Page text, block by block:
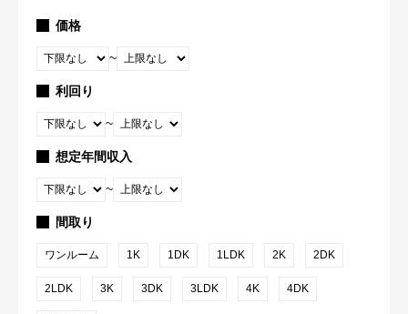
価格
~
利回り
~
想定年間収入
~
間取り
ワンルーム 1K 1DK 1LDK 2K 2DK
2LDK 3K 3DK 3LDK 4K 4DK